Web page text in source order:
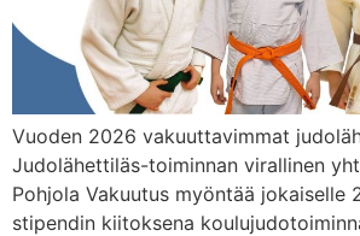
Vuoden 2026 vakuuttavimmat
Judolähettiläs-toiminnan virallinen
Pohjola Vakuutus myöntää jokaiselle
stipendin kiitoksena